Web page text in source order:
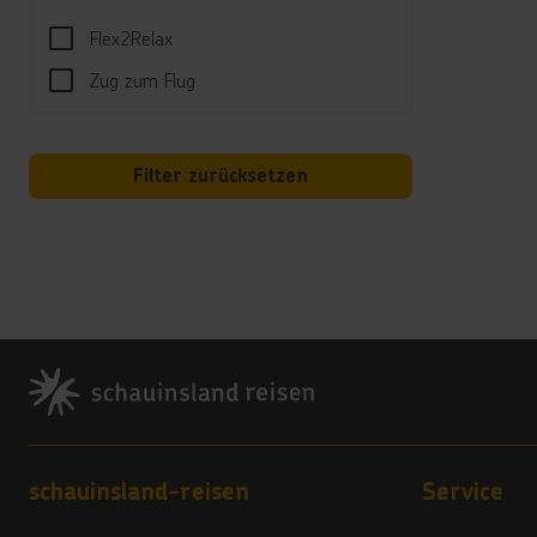
Flex2Relax
Zug zum Flug
Filter zurücksetzen
Im
Footer
Footer navigation
schauinsland-reisen Service